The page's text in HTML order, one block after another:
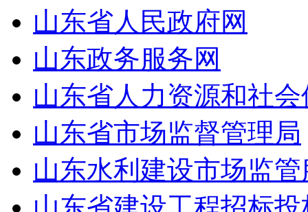
山东省人民政府网
山东政务服务网
山东省人力资源和社
山东省市场监督管理局
山东水利建设市场监